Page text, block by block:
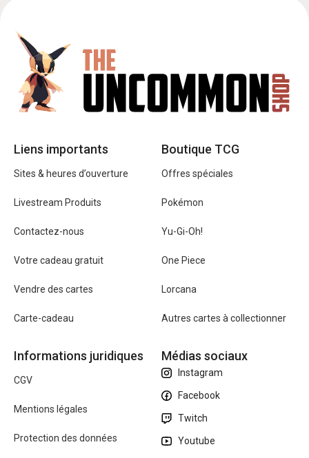
Liens importants
Sites & heures d’ouverture
Livestream Produits
Contactez-nous
Votre cadeau gratuit
Vendre des cartes
Carte-cadeau
Boutique TCG
Offres spéciales
Pokémon
Yu-Gi-Oh!
One Piece
Lorcana
Autres cartes à collectionner
Informations juridiques
CGV
Mentions légales
Protection des données
Médias sociaux
Instagram
Facebook
Twitch
Youtube